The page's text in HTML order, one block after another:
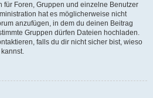
für Foren, Gruppen und einzelne Benutzer
hat es möglicherweise nicht
anzufügen, in dem du deinen Beitrag
Gruppen dürfen Dateien hochladen.
falls du dir nicht sicher bist, wieso